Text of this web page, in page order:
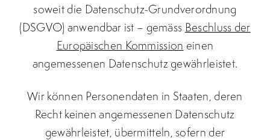
soweit die Datenschutz-Grundverordnung
(DSGVO) anwendbar ist – gemäss Beschluss der
Europäischen Kommission einen
angemessenen Datenschutz gewährleistet.
Wir können Personendaten in Staaten, deren
Recht keinen angemessenen Datenschutz
gewährleistet, übermitteln, sofern der